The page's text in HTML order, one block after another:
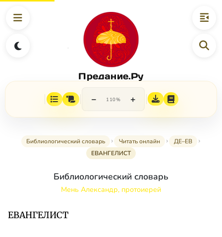
Предание.Ру
− 110% +
Библиологический словарь Читать онлайн
ДЕ–ЕВ
ЕВАНГЕЛИСТ
Библиологический словарь
Мень Александр, протоиерей
ЕВАНГЕЛИСТ